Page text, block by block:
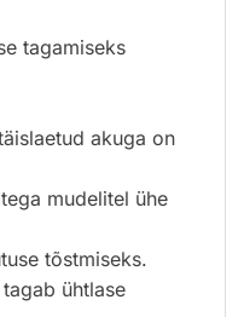
tagamiseks
akuga on
mudelitel ühe
tõstmiseks.
ühtlase